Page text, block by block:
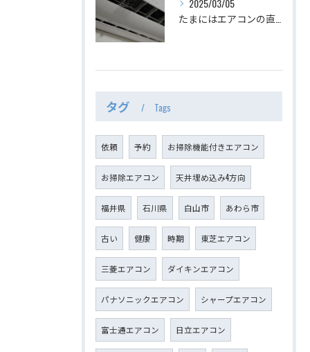
2025/03/05
タグ Tags
依頼 予約 お掃除機能付きエアコン
お掃除エアコン 天井埋め込み4方向
福井県 石川県 白山市 あわら市
古い 健康 時期 東芝エアコン
三菱エアコン ダイキンエアコン
パナソニックエアコン シャープエアコン
富士通エアコン 日立エアコン